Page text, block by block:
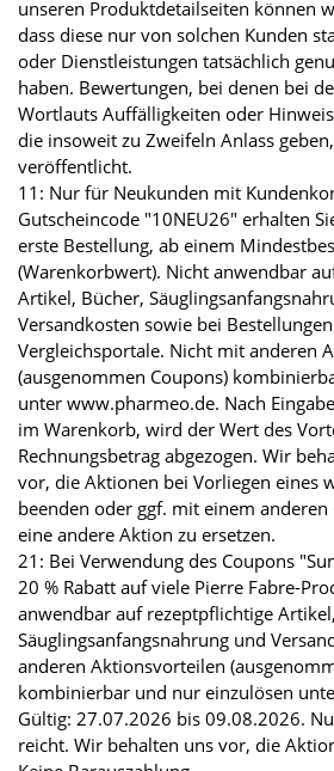
unseren Produktdetailseiten können
dass diese nur von solchen Kunden
oder Dienstleistungen tatsächlich
haben. Bewertungen, bei denen bei
Wortlauts Auffälligkeiten oder
die insoweit zu Zweifeln Anlass
veröffentlicht.
11: Nur für Neukunden mit
Gutscheincode "10NEU26" erhalten
erste Bestellung, ab einem
(Warenkorbwert). Nicht anwendbar
Artikel, Bücher,
Versandkosten sowie bei
Vergleichsportale. Nicht mit anderen
(ausgenommen Coupons)
unter www.pharmeo.de. Nach
im Warenkorb, wird der Wert des
Rechnungsbetrag abgezogen. Wir
vor, die Aktionen bei Vorliegen eines
beenden oder ggf. mit einem
eine andere Aktion zu ersetzen.
21: Bei Verwendung des Coupons
20 % Rabatt auf viele Pierre Fabre-
anwendbar auf rezeptpflichtige
Säuglingsanfangsnahrung und
anderen Aktionsvorteilen
kombinierbar und nur einzulösen
Gültig: 27.07.2026 bis 09.08.2026.
reicht. Wir behalten uns vor, die